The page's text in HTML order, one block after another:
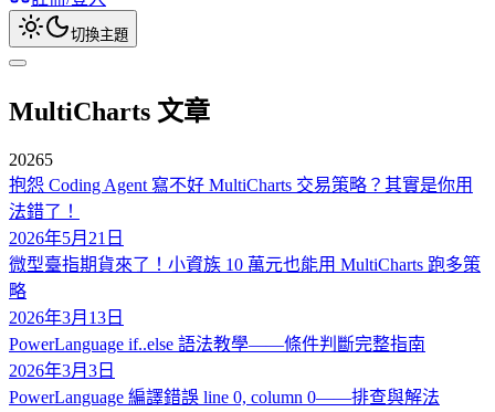
切換主題
MultiCharts 文章
20265
抱怨 Coding Agent 寫不好 MultiCharts 交易策略？其實是你用
法錯了！
2026年5月21日
微型臺指期貨來了！小資族 10 萬元也能用 MultiCharts 跑多策
略
2026年3月13日
PowerLanguage if..else 語法教學——條件判斷完整指南
2026年3月3日
PowerLanguage 編譯錯誤 line 0, column 0——排查與解法